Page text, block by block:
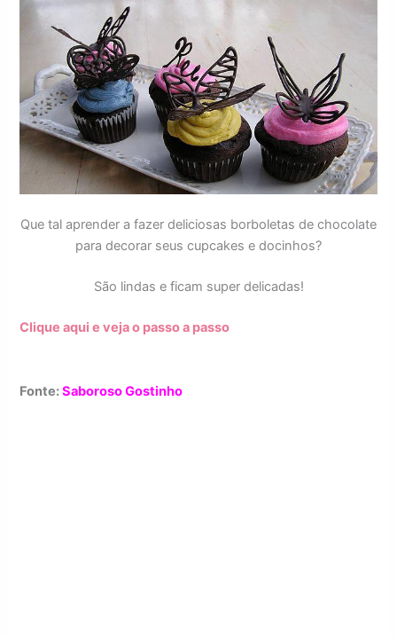
Que tal aprender a fazer deliciosas borboletas de chocolate
para decorar seus cupcakes e docinhos?
São lindas e ficam super delicadas!
Clique aqui e veja o passo a passo
Fonte:Saboroso Gostinho